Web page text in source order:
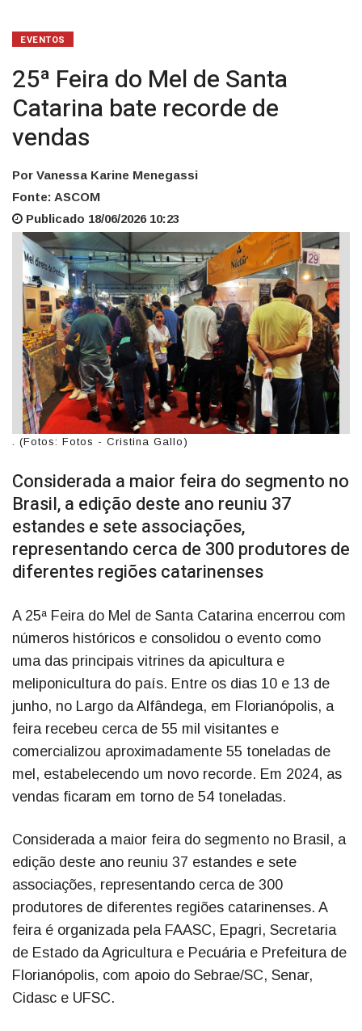
EVENTOS
25ª Feira do Mel de Santa
Catarina bate recorde de
vendas
Por Vanessa Karine Menegassi
Fonte: ASCOM
Publicado 18/06/2026 10:23
. (Fotos: Fotos - Cristina Gallo)
Considerada a maior feira do segmento no
Brasil, a edição deste ano reuniu 37
estandes e sete associações,
representando cerca de 300 produtores de
diferentes regiões catarinenses
A 25ª Feira do Mel de Santa Catarina encerrou com
números históricos e consolidou o evento como
uma das principais vitrines da apicultura e
meliponicultura do país. Entre os dias 10 e 13 de
junho, no Largo da Alfândega, em Florianópolis, a
feira recebeu cerca de 55 mil visitantes e
comercializou aproximadamente 55 toneladas de
mel, estabelecendo um novo recorde. Em 2024, as
vendas ficaram em torno de 54 toneladas.
Considerada a maior feira do segmento no Brasil, a
edição deste ano reuniu 37 estandes e sete
associações, representando cerca de 300
produtores de diferentes regiões catarinenses. A
feira é organizada pela FAASC, Epagri, Secretaria
de Estado da Agricultura e Pecuária e Prefeitura de
Florianópolis, com apoio do Sebrae/SC, Senar,
Cidasc e UFSC.